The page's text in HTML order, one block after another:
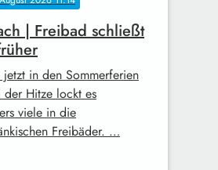
| Freibad schließt
in den Sommerferien
der Hitze lockt es
viele in die
Freibäder. …